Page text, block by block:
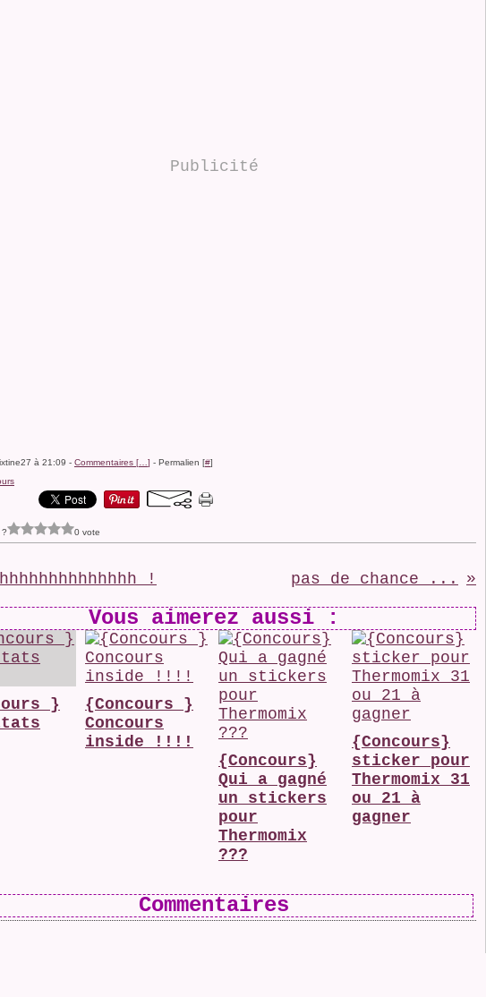
Publicité
à 21:09 - Commentaires [ ] - Permalien [#]
? 0 vote
! pas de chance ...
Vous aimerez aussi :
}
{Concours }
Concours
inside !!!!
{Concours}
Qui a gagné
un stickers
pour
Thermomix
???
{Concours}
sticker pour
Thermomix 31
ou 21 à
gagner
Commentaires